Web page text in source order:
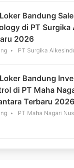
Bandung
di PT Surgika
2026
PT Surgika
Bandung
di PT Maha
Terbaru 2026
PT Maha Nagari